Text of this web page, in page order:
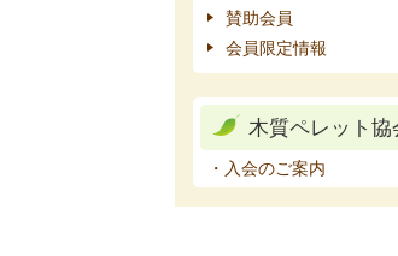
賛助会員
会員限定情報
木質ペレット協
・入会のご案内